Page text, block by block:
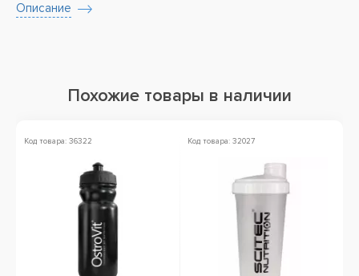
Описание
Похожие товары в наличии
Код товара: 36322 Код товара: 32027